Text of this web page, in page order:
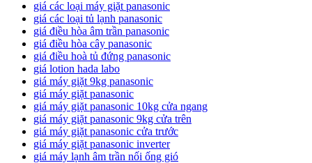
giá các loại máy giặt panasonic
giá các loại tủ lạnh panasonic
giá điều hòa âm trần panasonic
giá điều hòa cây panasonic
giá điều hoà tủ đứng panasonic
giá lotion hada labo
giá máy giặt 9kg panasonic
giá máy giặt panasonic
giá máy giặt panasonic 10kg cửa ngang
giá máy giặt panasonic 9kg cửa trên
giá máy giặt panasonic cửa trước
giá máy giặt panasonic inverter
giá máy lạnh âm trần nối ống gió